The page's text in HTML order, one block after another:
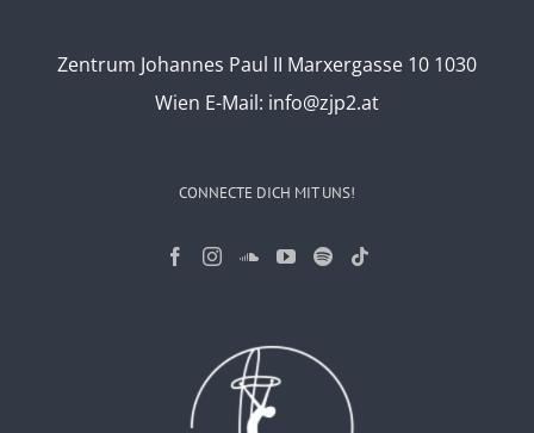
Zentrum Johannes Paul II Marxergasse 10 1030
Wien E-Mail: info@zjp2.at
CONNECTE DICH MIT UNS!